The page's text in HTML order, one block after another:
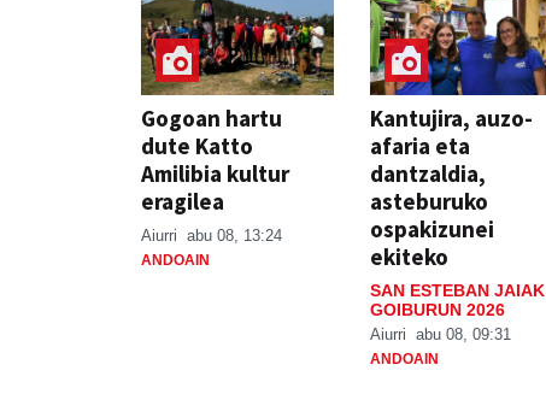
Gogoan hartu
dute Katto
Amilibia kultur
eragilea
Aiurri abu 08, 13:24
ANDOAIN
Kantujira, auzo-
afaria eta
dantzaldia,
asteburuko
ospakizunei
ekiteko
SAN ESTEBAN JAIAK
GOIBURUN 2026
Aiurri abu 08, 09:31
ANDOAIN